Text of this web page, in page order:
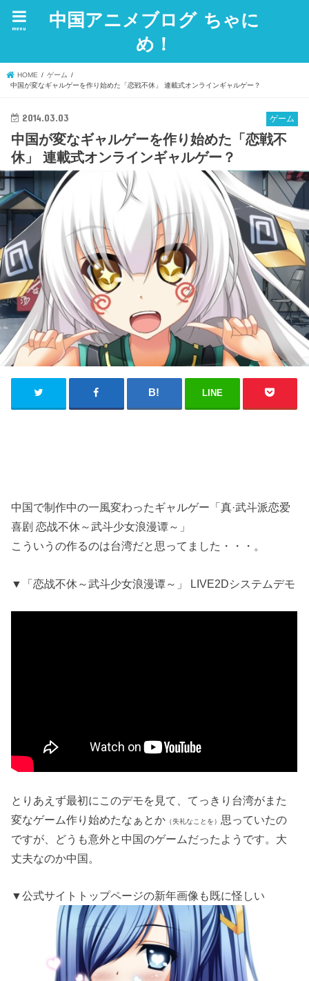
中国アニメブログ ちゃに
め！
menu
HOME
ゲーム
中国が変なギャルゲーを作り始めた「恋戦不休」 連載式オンラインギャルゲー？
ゲーム
2014.03.03
中国が変なギャルゲーを作り始めた「恋戦不
休」 連載式オンラインギャルゲー？
LINE
中国で制作中の一風変わったギャルゲー「真·武斗派恋爱
喜剧 恋战不休～武斗少女浪漫谭～」
こういうの作るのは台湾だと思ってました・・・。
▼「恋战不休～武斗少女浪漫谭～」 LIVE2Dシステムデモ
とりあえず最初にこのデモを見て、てっきり台湾がまた
変なゲーム作り始めたなぁとか （失礼なことを） 思っていたの
ですが、どうも意外と中国のゲームだったようです。大
丈夫なのか中国。
▼公式サイトトップページの新年画像も既に怪しい